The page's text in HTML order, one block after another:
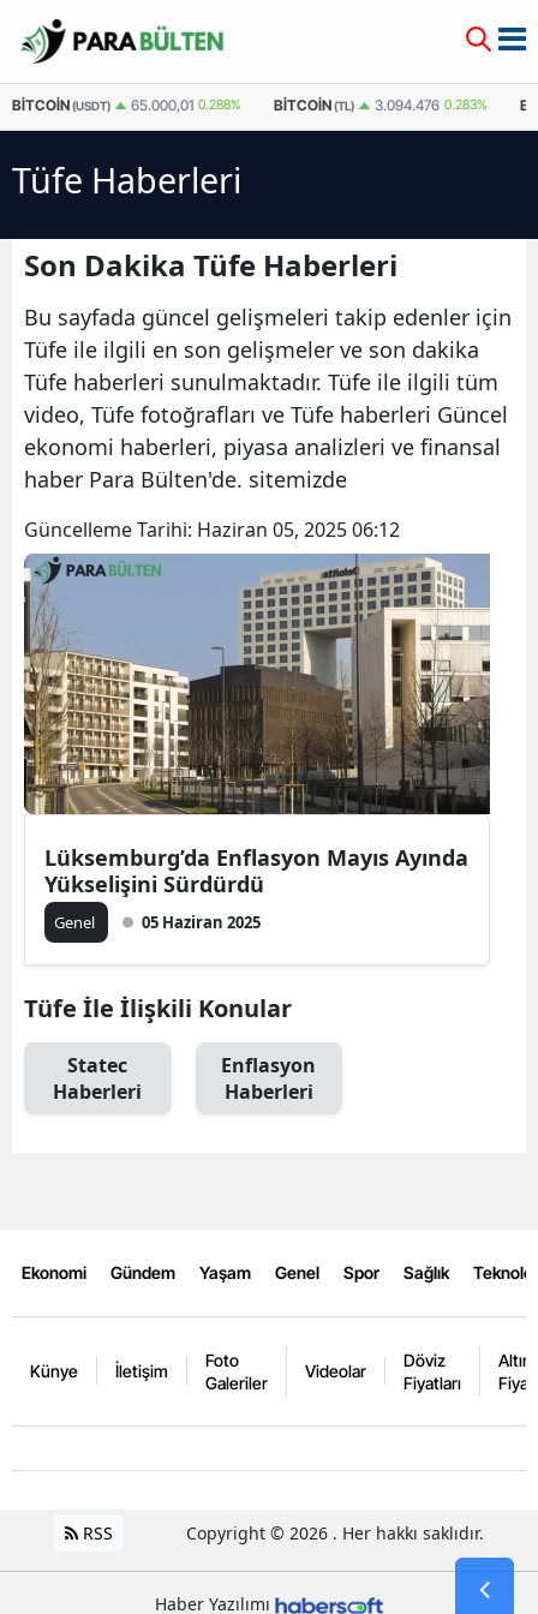
BITCOIN(USDT) 65.000,01 0.288% BITCOIN(TL) 3.094.476 0.283%
Tüfe Haberleri
Son Dakika Tüfe Haberleri
Bu sayfada güncel gelişmeleri takip edenler için
Tüfe ile ilgili en son gelişmeler ve son dakika
Tüfe haberleri sunulmaktadır. Tüfe ile ilgili tüm
video, Tüfe fotoğrafları ve Tüfe haberleri Güncel
ekonomi haberleri, piyasa analizleri ve finansal
haber Para Bülten'de. sitemizde
Güncelleme Tarihi: Haziran 05, 2025 06:12
Lüksemburg’da Enflasyon Mayıs Ayında
Yükselişini Sürdürdü
Genel 05 Haziran 2025
Tüfe İle İlişkili Konular
Statec
Haberleri
Enflasyon
Haberleri
Ekonomi Gündem Yaşam Genel Spor Sağlık
Künye İletişim
Foto
Galeriler
Videolar
Döviz
Fiyatları
Altın
RSS Copyright © 2026 . Her hakkı saklıdır.
Haber Yazılımı